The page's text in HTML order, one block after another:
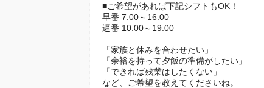
■ご希望があれば下記シフトもOK！
早番 7:00～16:00
遅番 10:00～19:00
「家族と休みを合わせたい」
「余裕を持って夕飯の準備がしたい」
「できれば残業はしたくない」
など、ご希望を教えてくださいね。